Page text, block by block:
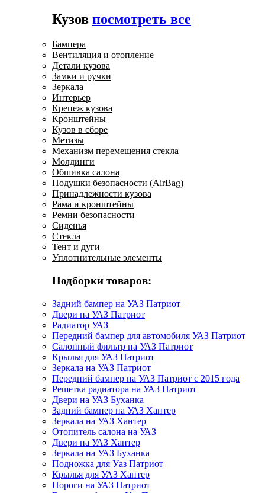
Кузов посмотреть все
Бампера
Вентиляция и отопление
Детали кузова
Замки и ручки
Зеркала
Интерьер
Крепеж кузова
Кронштейны
Кузов в сборе
Метизы
Механизм перемещения стекла
Молдинги
Обшивка салона
Подушки безопасности (AirBag)
Принадлежности кузова
Рама и кронштейны
Ремни безопасности
Сиденья
Стекла
Тент и дуги
Уплотнительные элементы
Подборки товаров:
Задний бампер на УАЗ Патриот
Двери на УАЗ Патриот
Радиатор УАЗ
Передний бампер для автомобиля УАЗ Патриот
Салонный фильтр на УАЗ Патриот
Крылья для УАЗ Патриот
Зеркала на УАЗ Патриот
Передний бампер на УАЗ Патриот с 2015 года
Решетка радиатора на УАЗ Патриот
Двери на УАЗ Буханка
Задний бампер на УАЗ Хантер
Зеркала на УАЗ Хантер
Отопитель салона на УАЗ
Двери на УАЗ Хантер
Зеркала на УАЗ Буханка
Подножка для Уаз Патриот
Крылья для УАЗ Хантер
Пороги на УАЗ Патриот